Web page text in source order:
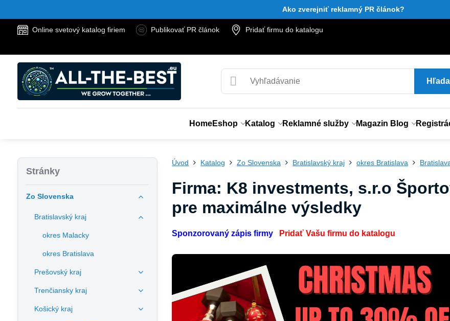
Ako zverejniť reklamný PR článok?
Online svetový katalog firiem Publikovať PR článok
Pridať firmu do katalogu
HomeEshop Katalog Reklamné služby Magazin Blog
Úvod Katalog Zo Slovenska Bratislavský kraj okres Bratislava
Firma: K8 investments, s.r.o
pre maximálne výsledky
Sponzorovaný zápis firmy Pridať Vašu firmu do katalogu
Stránky
Zo Slovenska
Bratislavský kraj
okres Malacky
okres Bratislava
Prešovský kraj
Trenčiansky kraj
Košický kraj